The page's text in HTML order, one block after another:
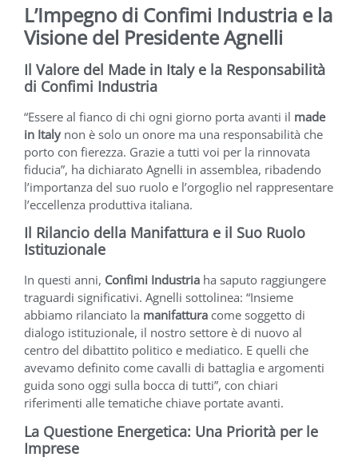
L’Impegno di Confimi Industria e la
Visione del Presidente Agnelli
Il Valore del Made in Italy e la Responsabilità
di Confimi Industria
“Essere al fianco di chi ogni giorno porta avanti il made
in Italy non è solo un onore ma una responsabilità che
porto con fierezza. Grazie a tutti voi per la rinnovata
fiducia”, ha dichiarato Agnelli in assemblea, ribadendo
l’importanza del suo ruolo e l’orgoglio nel rappresentare
l’eccellenza produttiva italiana.
Il Rilancio della Manifattura e il Suo Ruolo
Istituzionale
In questi anni, Confimi Industria ha saputo raggiungere
traguardi significativi. Agnelli sottolinea: “Insieme
abbiamo rilanciato la manifattura come soggetto di
dialogo istituzionale, il nostro settore è di nuovo al
centro del dibattito politico e mediatico. E quelli che
avevamo definito come cavalli di battaglia e argomenti
guida sono oggi sulla bocca di tutti”, con chiari
riferimenti alle tematiche chiave portate avanti.
La Questione Energetica: Una Priorità per le
Imprese